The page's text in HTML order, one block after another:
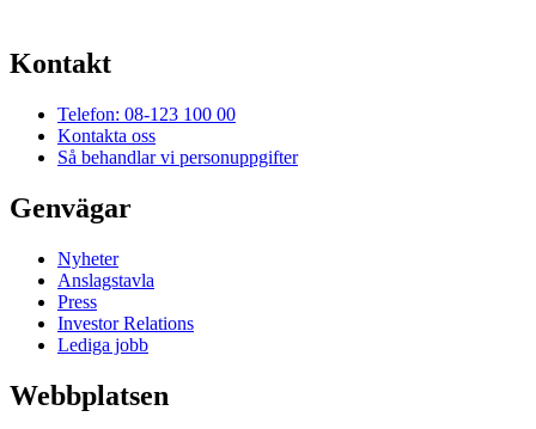
Kontakt
Telefon: 08-123 100 00
Kontakta oss
Så behandlar vi personuppgifter
Genvägar
Nyheter
Anslagstavla
Press
Investor Relations
Lediga jobb
Webbplatsen